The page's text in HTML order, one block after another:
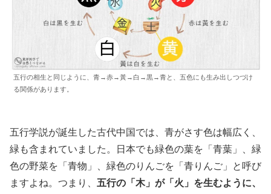
五行の相生と同じように、青→赤→黃→白→黒→青と、五色にも生み出しつづけ
る関係があります。
五行学説が誕生した古代中国では、青がさす色は幅広く、
緑も含まれていました。日本でも緑色の葉を「青葉」、緑
色の野菜を「青物」、緑色のりんごを「青りんご」と呼び
ますよね。つまり、 五行の「木」が「火」を生むように、